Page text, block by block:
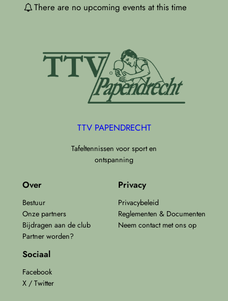
There are no upcoming events at this time
TTV PAPENDRECHT
Tafeltennissen voor sport en
ontspanning
Over
Bestuur
Onze partners
Bijdragen aan de club
Partner worden?
Privacy
Privacybeleid
Reglementen & Documenten
Neem contact met ons op
Sociaal
Facebook
X / Twitter